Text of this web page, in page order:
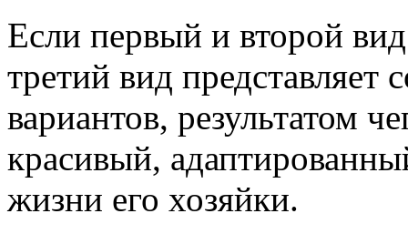
Если первый и второй
третий вид представляет
вариантов, результатом
красивый,
жизни его хозяйки.